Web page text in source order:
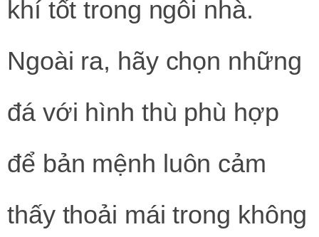
khí tốt trong ngôi nhà.
Ngoài ra, hãy chọn những
đá với hình thù phù hợp
để bản mệnh luôn cảm
thấy thoải mái trong không